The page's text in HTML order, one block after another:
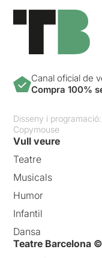
Canal oficial de
Compra 100%
Disseny i programació:
Copymouse
Vull veure
Teatre
Musicals
Humor
Infantil
Dansa
Teatre Barcelona